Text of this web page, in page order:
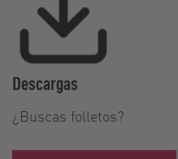
Descargas
¿Buscas folletos?